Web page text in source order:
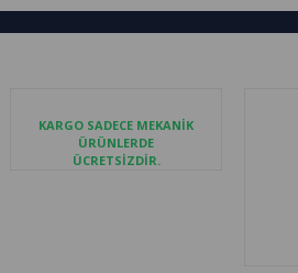
KARGO SADECE MEKANİK
ÜRÜNLERDE
ÜCRETSİZDİR.